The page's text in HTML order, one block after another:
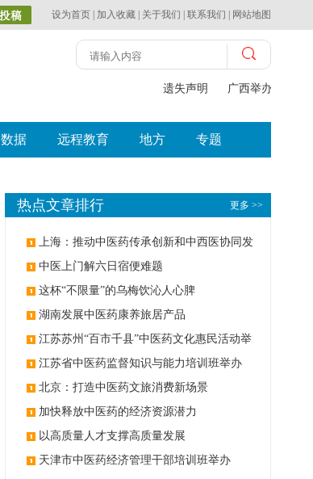
设为首页 加入收藏 关于我们 联系我们 网站地图
遗失声明 广西举办比赛探
数据 远程教育 地方 专题
更多 >>
热点文章排行
上海：推动中医药传承创新和中西医协同发
展 中医上门解六日宿便难题
这杯“不限量”的乌梅饮沁人心脾
湖南发展中医药康养旅居产品
江苏苏州“百市千县”中医药文化惠民活动举
办 江苏省中医药监督知识与能力培训班举办
北京：打造中医药文旅消费新场景
加快释放中医药的经济资源潜力
以高质量人才支撑高质量发展
天津市中医药经济管理干部培训班举办